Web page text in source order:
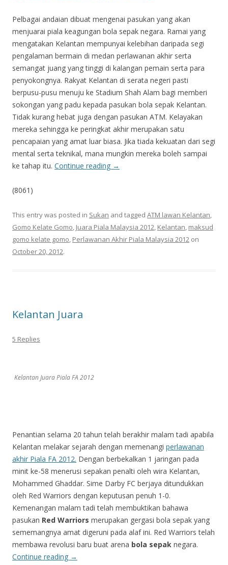
Pelbagai andaian dibuat mengenai pasukan yang akan
menjuarai piala keagungan bola sepak negara. Ramai yang
mengatakan Kelantan mempunyai kelebihan daripada segi
pengalaman bermain di medan perlawanan akhir serta
semangat juang yang tinggi di kalangan pemain serta para
penyokongnya. Rakyat Kelantan di serata negeri pasti
berpusu-pusu menuju ke Stadium Shah Alam bagi memberi
sokongan yang padu kepada pasukan bola sepak Kelantan.
Tidak kurang hebat juga dengan pasukan ATM. Kelayakan
mereka sehingga ke peringkat akhir merupakan satu
pencapaian yang amat luar biasa. Jika tiada kekuatan dari segi
mental serta teknikal, mana mungkin mereka boleh sampai
ke tahap itu. Continue reading →
(8061)
This entry was posted in Sukan and tagged ATM lawan Kelantan,
Gomo Kelate Gomo, Juara Piala Malaysia 2012, Kelantan, maksud
gomo kelate gomo, Perlawanan Akhir Piala Malaysia 2012 on
October 20, 2012.
Kelantan Juara
5 Replies
Kelantan Juara Piala FA 2012
Penantian selama 20 tahun telah berakhir malam tadi apabila
Kelantan melakar sejarah dengan memenangi perlawanan
akhir Piala FA 2012. Dengan berbekalkan 1 jaringan pada
minit ke-58 menerusi sepakan penalti oleh wira Kelantan,
Mohammed Ghaddar. Sime Darby FC berjaya ditundukkan
oleh Red Warriors dengan keputusan penuh 1-0.
Kemenangan malam tadi telah membuktikan bahawa
pasukan Red Warriors merupakan gergasi bola sepak yang
sememangnya amat digeruni pada alaf ini. Red Warriors telah
membawa revolusi baru buat arena bola sepak negara.
Continue reading →